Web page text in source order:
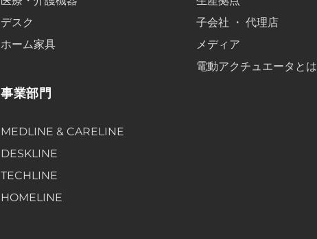
デスク
ホーム家具
事業部門
MEDLINE & CARELINE
DESKLINE
TECHLINE
HOMELINE
子会社 ・ 代理店
メディア
電動アクチュエータとは